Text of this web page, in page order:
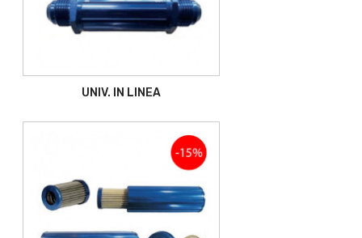
UNIV. IN LINEA